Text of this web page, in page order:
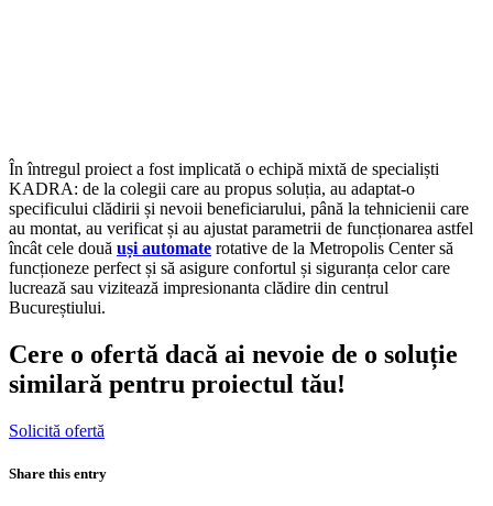
În întregul proiect a fost implicată o echipă mixtă de specialiști
KADRA: de la colegii care au propus soluția, au adaptat-o
specificului clădirii și nevoii beneficiarului, până la tehnicienii care
au montat, au verificat și au ajustat parametrii de funcționarea astfel
încât cele două uși automate rotative de la Metropolis Center să
funcționeze perfect și să asigure confortul și siguranța celor care
lucrează sau vizitează impresionanta clădire din centrul
Bucureștiului.
Cere o ofertă dacă ai nevoie de o soluție
similară pentru proiectul tău!
Solicită ofertă
Share this entry